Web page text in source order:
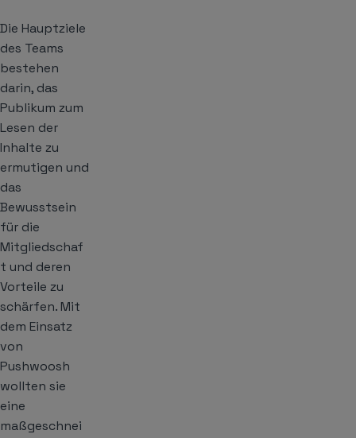
Die Hauptziele
des Teams
bestehen
darin, das
Publikum zum
Lesen der
Inhalte zu
ermutigen und
das
Bewusstsein
für die
Mitgliedschaf
t und deren
Vorteile zu
schärfen. Mit
dem Einsatz
von
Pushwoosh
wollten sie
eine
maßgeschnei